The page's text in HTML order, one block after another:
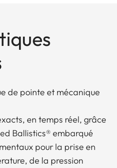
de pointe et mécanique
en temps réel, grâce
Ballistics® embarqué
pour la prise en
de la pression